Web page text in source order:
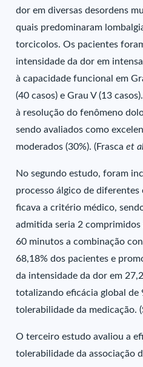
dor em diversas desordens
quais predominaram
torcicolos. Os pacientes
intensidade da dor em
à capacidade funcional em
(40 casos) e Grau V (13
à resolução do fenômeno
sendo avaliados como
moderados (30%). (Frascaet
No segundo estudo, foram
processo álgico de diferentes
ficava a critério médico,
admitida seria 2
60 minutos a combinação
68,18% dos pacientes e
da intensidade da dor em
totalizando eficácia global de
tolerabilidade da medicação.
O terceiro estudo avaliou a
tolerabilidade da associação